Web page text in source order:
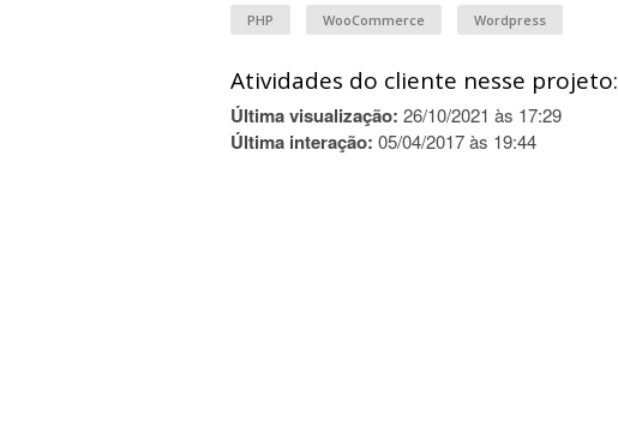
PHP WooCommerce Wordpress
Atividades do cliente nesse projeto:
Última visualização: 26/10/2021 às 17:29
Última interação: 05/04/2017 às 19:44